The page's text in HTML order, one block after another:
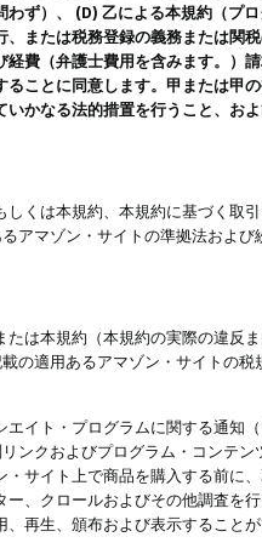
わず）、 (D) 乙による本規約（プ
、または税務登録の義務または関
経費（弁護士費用を含みます。）
ることに同意します。甲または甲
かなる法的措置を行うこと、お
しくは本規約、本規約に基づく取
アマゾン・サイトの準拠法および
たは本規約（本規約の実際の違反
の適用あるアマゾン・サイトの税
イト・プログラムに関する通知
ンクおよびプログラム・コンテ
・サイト上で商品を購入する前に
ー、クロールおよびその他調査を
再生、頒布および表示すること